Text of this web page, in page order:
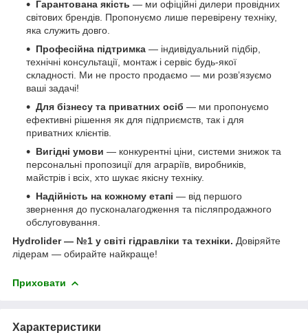
Гарантована якість — ми офіційні дилери провідних
світових брендів. Пропонуємо лише перевірену техніку,
яка служить довго.
Професійна підтримка — індивідуальний підбір,
технічні консультації, монтаж і сервіс будь-якої
складності. Ми не просто продаємо — ми розв’язуємо
ваші задачі!
Для бізнесу та приватних осіб — ми пропонуємо
ефективні рішення як для підприємств, так і для
приватних клієнтів.
Вигідні умови — конкурентні ціни, системи знижок та
персональні пропозиції для аграріїв, виробників,
майстрів і всіх, хто шукає якісну техніку.
Надійність на кожному етапі — від першого
звернення до пусконалагодження та післяпродажного
обслуговування.
Hydrolider — №1 у світі гідравліки та техніки. Довіряйте
лідерам — обирайте найкраще!
Приховати
Характеристики